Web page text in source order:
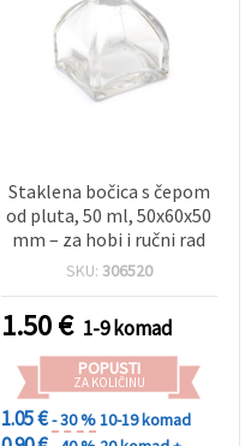
Staklena bočica s čepom
od pluta, 50 ml, 50x60x50
mm – za hobi i ručni rad
SKU: 306520
1.50€ 1-9 komad
POPUSTI
ZA KOLIČINU
1.05 €- 30 %10-19 komad